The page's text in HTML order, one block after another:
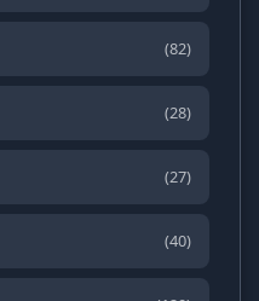
(82)
(28)
(27)
(40)